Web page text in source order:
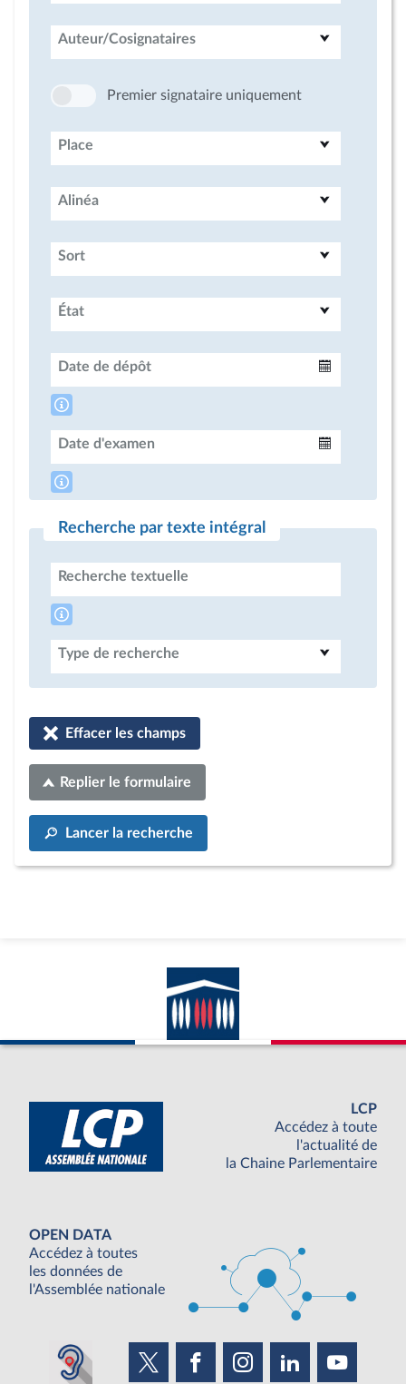
Auteur/Cosignataires
Premier signataire uniquement
Place
Alinéa
Sort
État
Date de dépôt
Date d'examen
Recherche par texte intégral
Recherche textuelle
Type de recherche
Effacer les champs
Replier le formulaire
Lancer la recherche
LCP
Accédez à toute
l'actualité de
la Chaine Parlementaire
OPEN DATA
Accédez à toutes
les données de
l'Assemblée nationale